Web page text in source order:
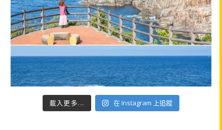
載入更多... 在 Instagram 上追蹤